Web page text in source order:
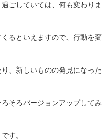
ごしていては、何も変わりま
るといえますので、行動を変
、新しいものの発見になった
そろバージョンアップしてみ
す。